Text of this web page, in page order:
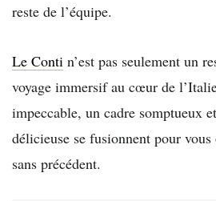
reste de l’équipe.
Le Conti n’est pas seulement un
voyage immersif au cœur de
impeccable, un cadre somptueux
délicieuse se fusionnent pour
sans précédent.